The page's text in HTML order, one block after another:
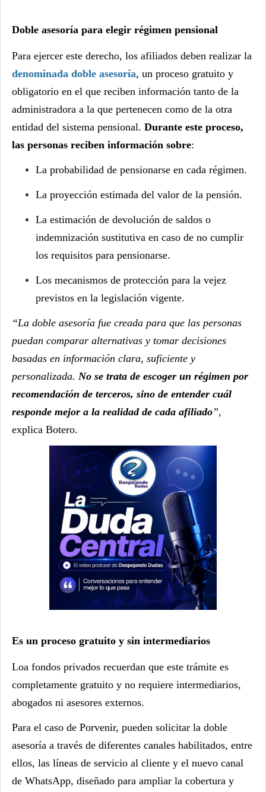
Doble asesoría para elegir régimen pensional
Para ejercer este derecho, los afiliados deben realizar la
denominada doble asesoría, un proceso gratuito y
obligatorio en el que reciben información tanto de la
administradora a la que pertenecen como de la otra
entidad del sistema pensional. Durante este proceso,
las personas reciben información sobre:
La probabilidad de pensionarse en cada régimen.
La proyección estimada del valor de la pensión.
La estimación de devolución de saldos o
indemnización sustitutiva en caso de no cumplir
los requisitos para pensionarse.
Los mecanismos de protección para la vejez
previstos en la legislación vigente.
“La doble asesoría fue creada para que las personas
puedan comparar alternativas y tomar decisiones
basadas en información clara, suficiente y
personalizada. No se trata de escoger un régimen por
recomendación de terceros, sino de entender cuál
responde mejor a la realidad de cada afiliado”,
explica Botero.
Es un proceso gratuito y sin intermediarios
Loa fondos privados recuerdan que este trámite es
completamente gratuito y no requiere intermediarios,
abogados ni asesores externos.
Para el caso de Porvenir, pueden solicitar la doble
asesoría a través de diferentes canales habilitados, entre
ellos, las líneas de servicio al cliente y el nuevo canal
de WhatsApp, diseñado para ampliar la cobertura y